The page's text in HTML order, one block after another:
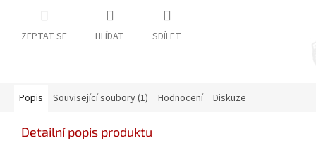
ZEPTAT SE HLÍDAT SDÍLET
Popis Související soubory (1) Hodnocení Diskuze
Detailní popis produktu